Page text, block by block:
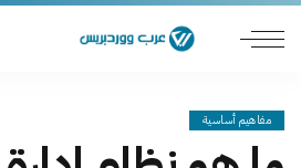
مفاهيم أساسية